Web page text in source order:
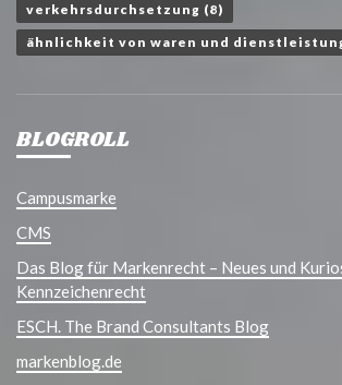
verkehrsdurchsetzung (8)
ähnlichkeit von waren und
BLOGROLL
Campusmarke
CMS
Das Blog für Markenrecht – Neues und
Kennzeichenrecht
ESCH. The Brand Consultants Blog
markenblog.de